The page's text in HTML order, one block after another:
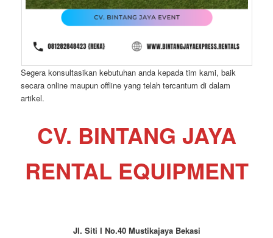
Segera konsultasikan kebutuhan anda kepada tim kami, baik
secara online maupun offline yang telah tercantum di dalam
artikel.
CV. BINTANG JAYA
RENTAL EQUIPMENT
Jl. Siti I No.40 Mustikajaya Bekasi